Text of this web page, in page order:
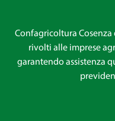
Confagricoltura
rivolti alle imprese
garantendo assistenza